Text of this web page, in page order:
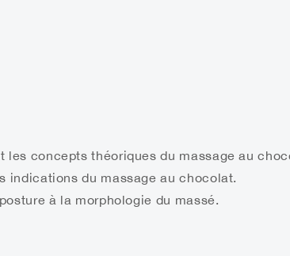
concepts théoriques du massage au
indications du massage au chocolat.
à la morphologie du massé.